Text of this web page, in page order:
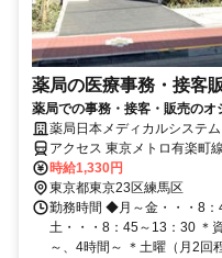
薬局の医療事務・接客
薬局での事務・接客・販売の
せた働き方が可能です！
薬局日本メディカルシステ
アクセス 東京メトロ有楽町
武有楽町線 新桜台1番口徒
ロ副都心線 平和台（東京都
時給1,330円
東京都東京23区練馬区
勤務時間 ◆月～金・・・8
土・・・8：45～13：30 ＊
～、4時間～ ＊土曜（月2回